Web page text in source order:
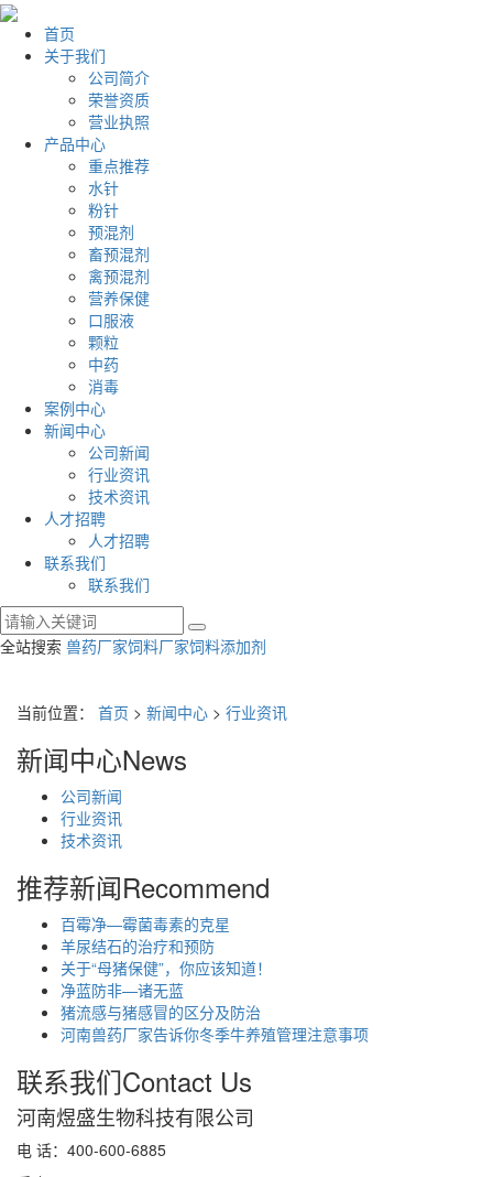
首页
关于我们
公司简介
荣誉资质
营业执照
产品中心
重点推荐
水针
粉针
预混剂
畜预混剂
禽预混剂
营养保健
口服液
颗粒
中药
消毒
案例中心
新闻中心
公司新闻
行业资讯
技术资讯
人才招聘
人才招聘
联系我们
联系我们
全站搜索 兽药厂家饲料厂家饲料添加剂
当前位置： 首页 > 新闻中心 > 行业资讯
新闻中心News
公司新闻
行业资讯
技术资讯
推荐新闻Recommend
百霉净—霉菌毒素的克星
羊尿结石的治疗和预防
关于“母猪保健”，你应该知道！
净蓝防非—诸无蓝
猪流感与猪感冒的区分及防治
河南兽药厂家告诉你冬季牛养殖管理注意事项
联系我们Contact Us
河南煜盛生物科技有限公司
电 话：400-600-6885